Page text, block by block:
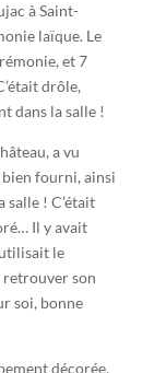
à Saint-
laïque. Le
et 7
drôle,
dans la salle !
a vu
fourni, ainsi
salle ! C’était
Il y avait
le
retrouver son
soi, bonne
décorée,